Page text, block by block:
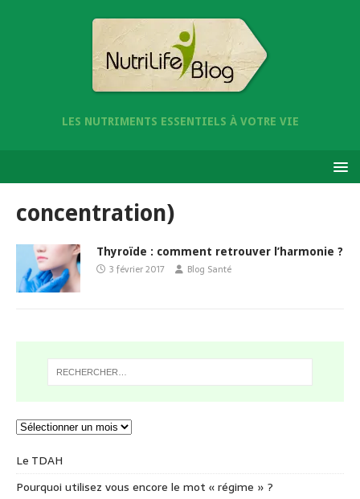
LES NUTRIMENTS ESSENTIELS À VOTRE VIE
concentration)
Thyroïde : comment retrouver l’harmonie ?
3 février 2017 Blog Santé
Le TDAH
Pourquoi utilisez vous encore le mot « régime » ?